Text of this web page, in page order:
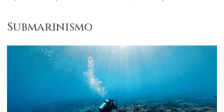
Submarinismo